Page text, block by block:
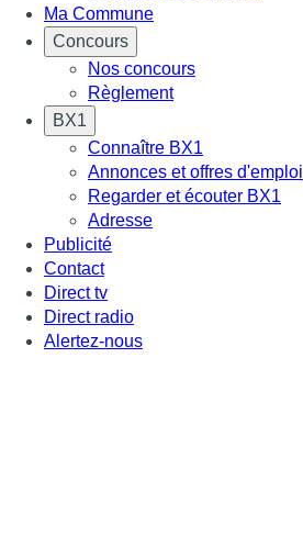
Ma Commune
Concours
Nos concours
Règlement
BX1
Connaître BX1
Annonces et offres d'emploi
Regarder et écouter BX1
Adresse
Publicité
Contact
Direct tv
Direct radio
Alertez-nous